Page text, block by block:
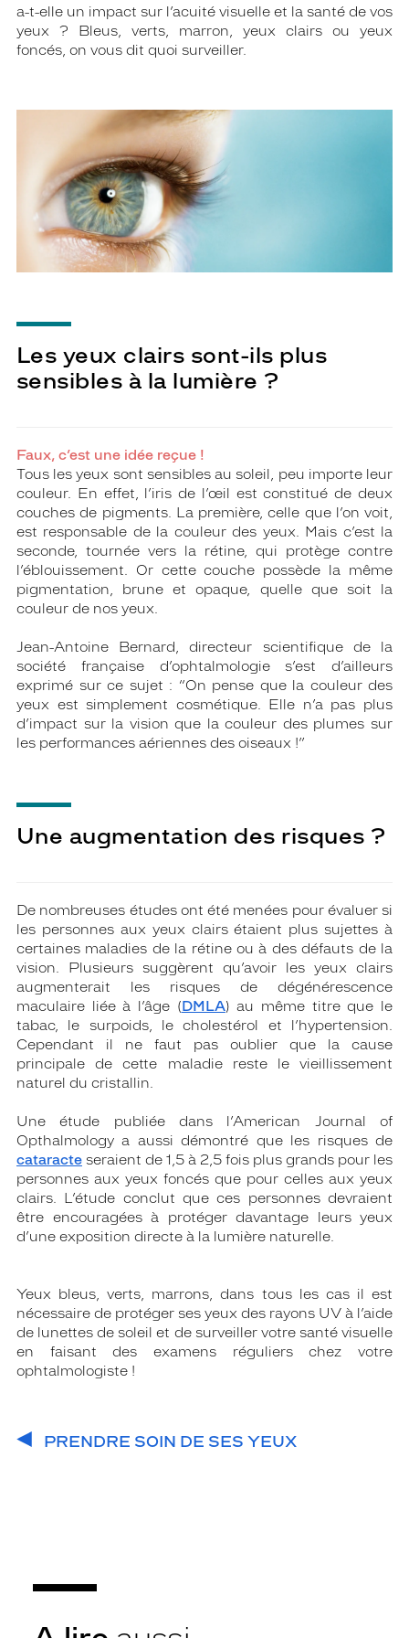
a-t-elle un impact sur l’acuité visuelle et la santé de vos
yeux ? Bleus, verts, marron, yeux clairs ou yeux
foncés, on vous dit quoi surveiller.
Les yeux clairs sont-ils plus
sensibles à la lumière ?
Faux, c’est une idée reçue !
Tous les yeux sont sensibles au soleil, peu importe leur
couleur. En effet, l’iris de l’œil est constitué de deux
couches de pigments. La première, celle que l’on voit,
est responsable de la couleur des yeux. Mais c’est la
seconde, tournée vers la rétine, qui protège contre
l’éblouissement. Or cette couche possède la même
pigmentation, brune et opaque, quelle que soit la
couleur de nos yeux.
Jean-Antoine Bernard, directeur scientifique de la
société française d’ophtalmologie s’est d’ailleurs
exprimé sur ce sujet : “On pense que la couleur des
yeux est simplement cosmétique. Elle n’a pas plus
d’impact sur la vision que la couleur des plumes sur
les performances aériennes des oiseaux !”
Une augmentation des risques ?
De nombreuses études ont été menées pour évaluer si
les personnes aux yeux clairs étaient plus sujettes à
certaines maladies de la rétine ou à des défauts de la
vision. Plusieurs suggèrent qu’avoir les yeux clairs
augmenterait les risques de dégénérescence
maculaire liée à l’âge (DMLA) au même titre que le
tabac, le surpoids, le cholestérol et l’hypertension.
Cependant il ne faut pas oublier que la cause
principale de cette maladie reste le vieillissement
naturel du cristallin.
Une étude publiée dans l’American Journal of
Opthalmology a aussi démontré que les risques de
cataracte seraient de 1,5 à 2,5 fois plus grands pour les
personnes aux yeux foncés que pour celles aux yeux
clairs. L’étude conclut que ces personnes devraient
être encouragées à protéger davantage leurs yeux
d’une exposition directe à la lumière naturelle.
Yeux bleus, verts, marrons, dans tous les cas il est
nécessaire de protéger ses yeux des rayons UV à l’aide
de lunettes de soleil et de surveiller votre santé visuelle
en faisant des examens réguliers chez votre
ophtalmologiste !
PRENDRE SOIN DE SES YEUX